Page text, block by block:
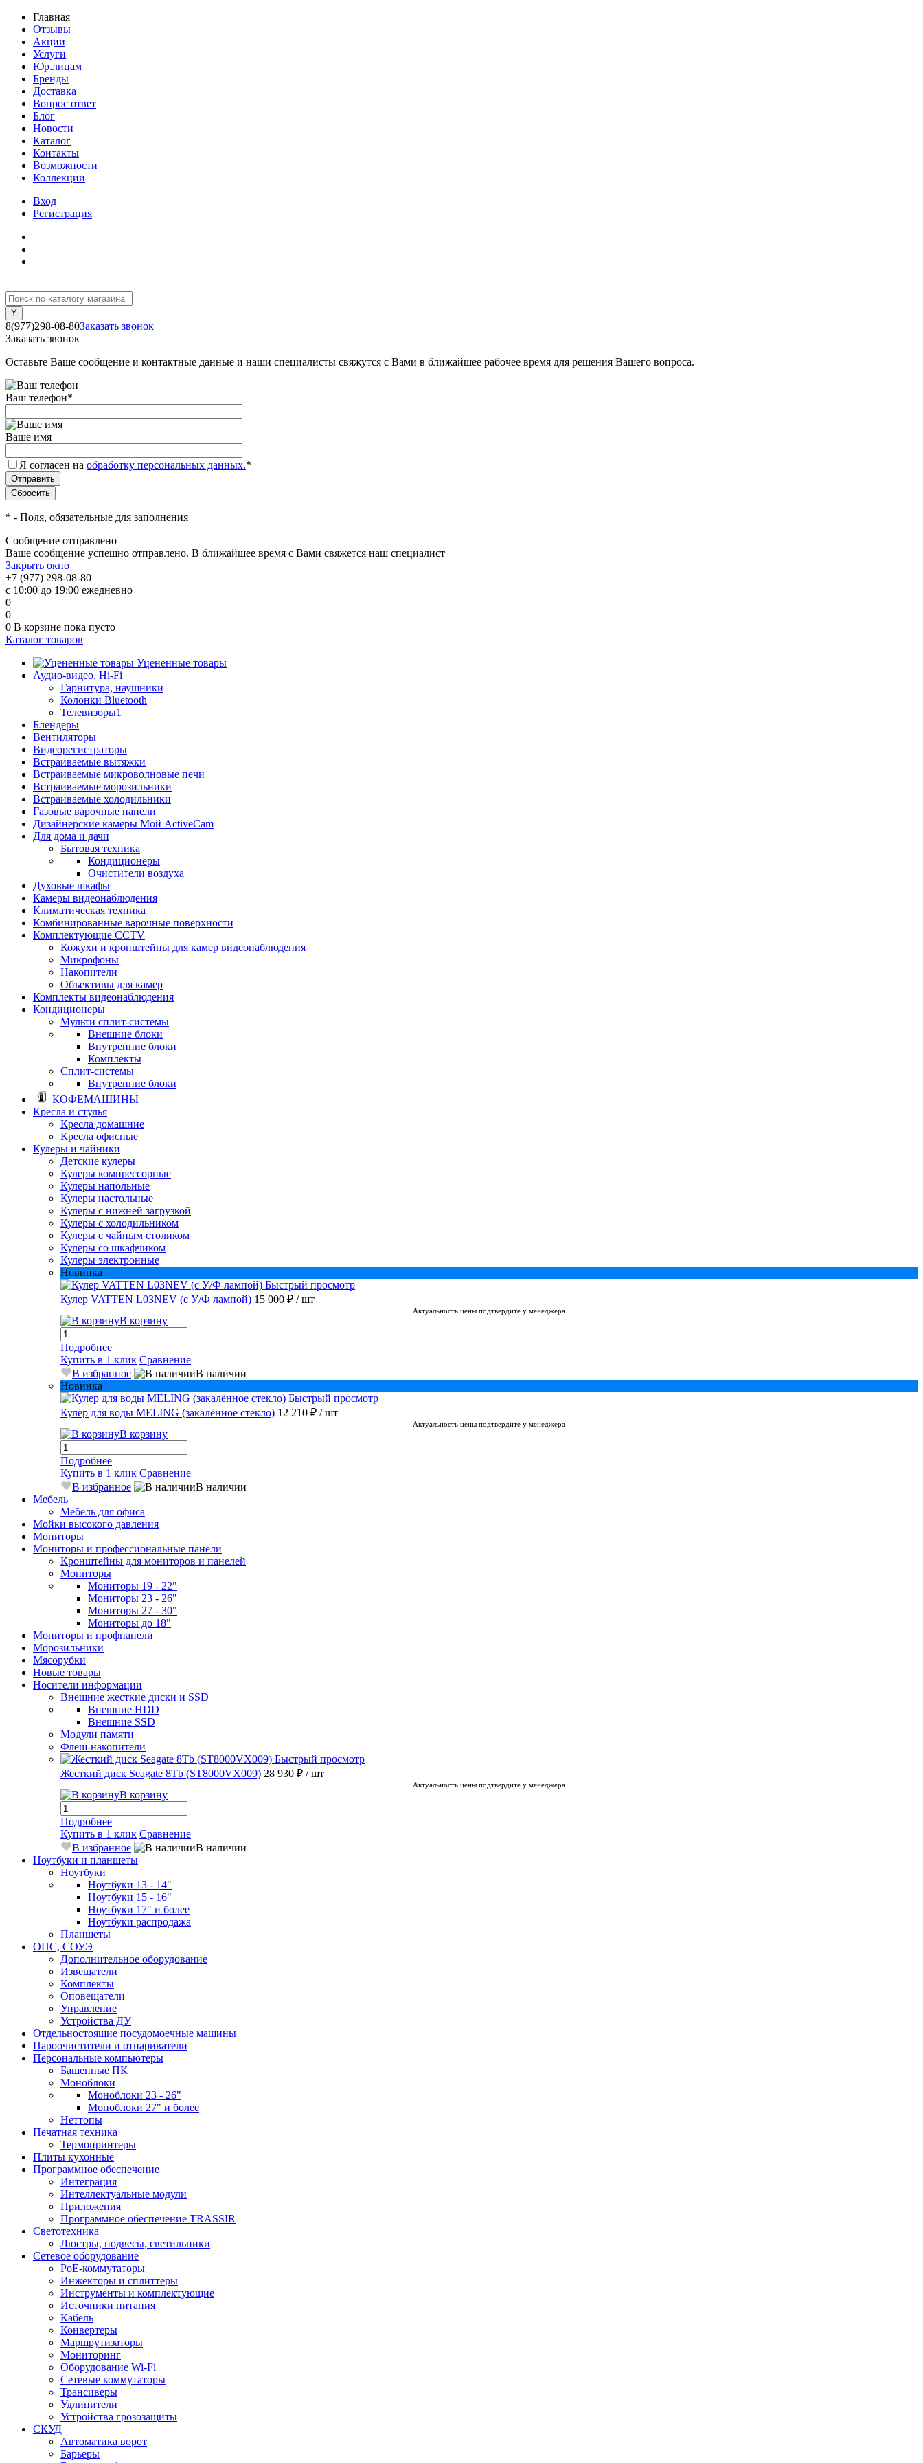
Главная
Отзывы
Акции
Услуги
Юр.лицам
Бренды
Доставка
Вопрос ответ
Блог
Новости
Каталог
Контакты
Возможности
Коллекции
Вход
Регистрация
8(977)298-08-80Заказать звонок
Заказать звонок
Оставьте Ваше сообщение и контактные данные и наши специалисты свяжутся с Вами в ближайшее рабочее время для решения Вашего вопроса.
Ваш телефон*
Ваше имя
Я согласен на обработку персональных данных.*
* - Поля, обязательные для заполнения
Сообщение отправлено
Ваше сообщение успешно отправлено. В ближайшее время с Вами свяжется наш специалист
Закрыть окно
+7 (977) 298-08-80
с 10:00 до 19:00 ежедневно
0
0
0 В корзине пока пусто
Каталог товаров
Уцененные товары
Аудио-видео, Hi-Fi
Гарнитура, наушники
Колонки Bluetooth
Телевизоры1
Блендеры
Вентиляторы
Видеорегистраторы
Встраиваемые вытяжки
Встраиваемые микроволновые печи
Встраиваемые морозильники
Встраиваемые холодильники
Газовые варочные панели
Дизайнерские камеры Мой ActiveCam
Для дома и дачи
Бытовая техника
Кондиционеры
Очистители воздуха
Духовые шкафы
Камеры видеонаблюдения
Климатическая техника
Комбинированные варочные поверхности
Комплектующие CCTV
Кожухи и кронштейны для камер видеонаблюдения
Микрофоны
Накопители
Объективы для камер
Комплекты видеонаблюдения
Кондиционеры
Мульти сплит-системы
Внешние блоки
Внутренние блоки
Комплекты
Сплит-системы
Внутренние блоки
КОФЕМАШИНЫ
Кресла и стулья
Кресла домашние
Кресла офисные
Кулеры и чайники
Детские кулеры
Кулеры компрессорные
Кулеры напольные
Кулеры настольные
Кулеры с нижней загрузкой
Кулеры с холодильником
Кулеры с чайным столиком
Кулеры со шкафчиком
Кулеры электронные
Новинка
Быстрый просмотр
Кулер VATTEN L03NEV (с У/Ф лампой) 15 000 ₽ / шт
Актуальность цены подтвердите у менеджера
В корзину
Подробнее
Купить в 1 клик Сравнение
В избранное
В наличии
Новинка
Быстрый просмотр
Кулер для воды MELING (закалённое стекло) 12 210 ₽ / шт
Актуальность цены подтвердите у менеджера
В корзину
Подробнее
Купить в 1 клик Сравнение
В избранное
В наличии
Мебель
Мебель для офиса
Мойки высокого давления
Мониторы
Мониторы и профессиональные панели
Кронштейны для мониторов и панелей
Мониторы
Мониторы 19 - 22"
Мониторы 23 - 26"
Мониторы 27 - 30"
Мониторы до 18"
Мониторы и профпанели
Морозильники
Мясорубки
Новые товары
Носители информации
Внешние жесткие диски и SSD
Внешние HDD
Внешние SSD
Модули памяти
Флеш-накопители
Быстрый просмотр
Жесткий диск Seagate 8Tb (ST8000VX009) 28 930 ₽ / шт
Актуальность цены подтвердите у менеджера
В корзину
Подробнее
Купить в 1 клик Сравнение
В избранное
В наличии
Ноутбуки и планшеты
Ноутбуки
Ноутбуки 13 - 14"
Ноутбуки 15 - 16"
Ноутбуки 17" и более
Ноутбуки распродажа
Планшеты
ОПС, СОУЭ
Дополнительное оборудование
Извещатели
Комплекты
Оповещатели
Управление
Устройства ДУ
Отдельностоящие посудомоечные машины
Пароочистители и отпариватели
Персональные компьютеры
Башенные ПК
Моноблоки
Моноблоки 23 - 26"
Моноблоки 27" и более
Неттопы
Печатная техника
Термопринтеры
Плиты кухонные
Программное обеспечение
Интеграция
Интеллектуальные модули
Приложения
Программное обеспечение TRASSIR
Светотехника
Люстры, подвесы, светильники
Сетевое оборудование
PoE-коммутаторы
Инжекторы и сплиттеры
Инструменты и комплектующие
Источники питания
Кабель
Конвертеры
Маршрутизаторы
Мониторинг
Оборудование Wi-Fi
Сетевые коммутаторы
Трансиверы
Удлинители
Устройства грозозащиты
СКУД
Автоматика ворот
Барьеры